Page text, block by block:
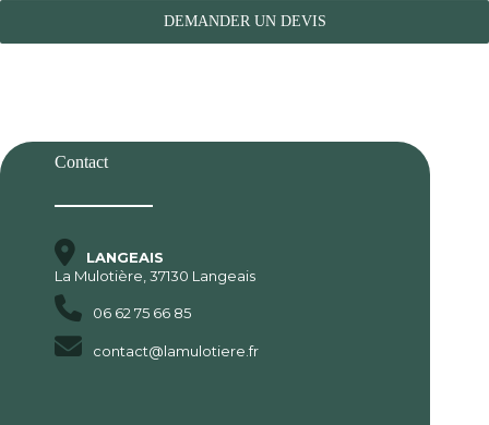
DEMANDER UN DEVIS
Contact
LANGEAIS
La Mulotière, 37130 Langeais
06 62 75 66 85
contact@lamulotiere.fr